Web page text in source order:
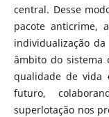
central. Desse
pacote anticrime,
individualização
âmbito do sistema
qualidade de vida
futuro,
superlotação nos